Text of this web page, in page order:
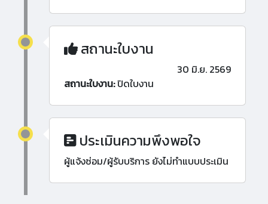
สถานะใบงาน
30 มิ.ย. 2569
สถานะใบงาน:ปิดใบงาน
ประเมินความพึงพอใจ
ผู้แจ้งซ่อม/ผู้รับบริการ ยังไม่ทำแบบประเมิน